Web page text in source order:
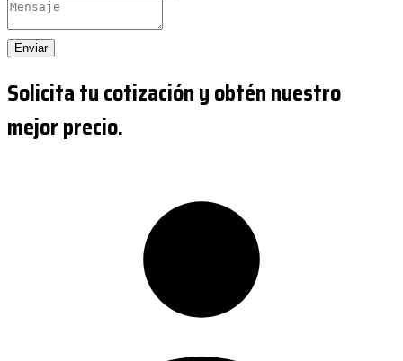
Enviar
Solicita tu cotización y obtén nuestro
mejor precio.